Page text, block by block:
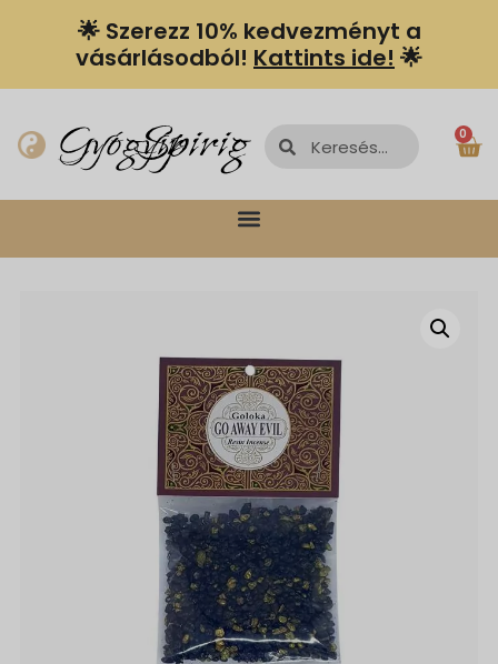
🌟 Szerezz 10% kedvezményt a
vásárlásodból! Kattints ide! 🌟
GyógyírSpiriguru 0